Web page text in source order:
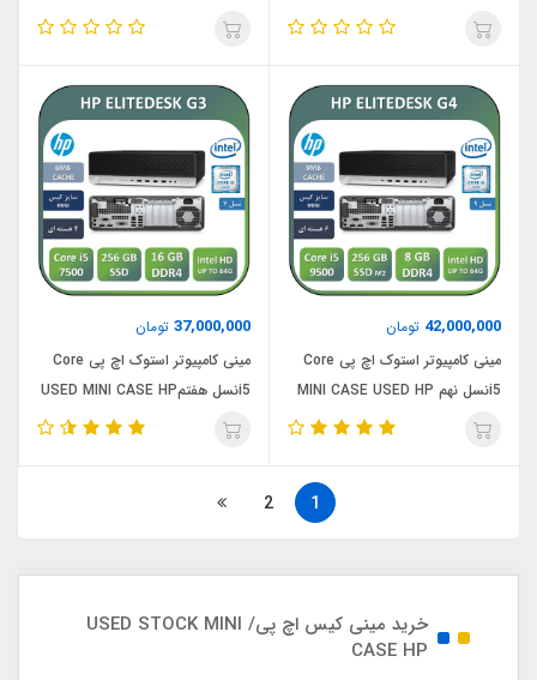
HP ELITEDESK G4 /CPU Core i5
NVME
ELITEDESK G5 /CPU Core i7
NVME
42,000,000 تومان
مینی کامپیوتر استوک اچ پی Core
i5نسل نهم MINI CASE USED HP
ELITEDESK G5/CPU Core i5
37,000,000 تومان
مینی کامپیوتر استوک اچ پی Core
i5نسل هفتمUSED MINI CASE HP
ELITEDESK G3/CPU Core i5
1
2
خرید مینی کیس اچ پی/ USED STOCK MINI
CASE HP